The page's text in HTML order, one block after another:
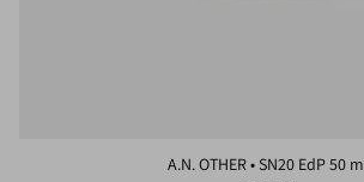
A.N. OTHER • SN20 EdP 50